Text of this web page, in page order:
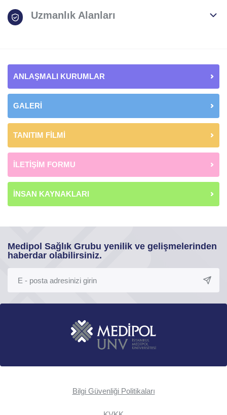
Uzmanlık Alanları
ANLAŞMALI KURUMLAR
GALERİ
TANITIM FİLMİ
İLETİŞİM FORMU
İNSAN KAYNAKLARI
Medipol Sağlık Grubu yenilik ve gelişmelerinden
haberdar olabilirsiniz.
Bilgi Güvenliği Politikaları